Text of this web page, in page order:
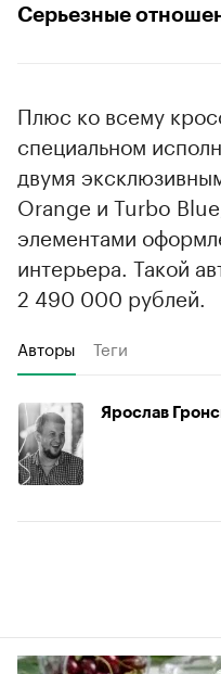
Серьезные
Плюс ко всему
специальном
двумя
Orange и Turbo
элементами
интерьера. Такой
2 490 000 рублей.
Авторы Теги
Ярослав